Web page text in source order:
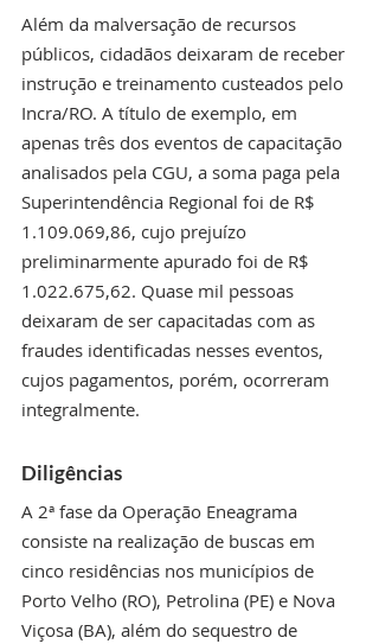
Além da malversação de recursos
públicos, cidadãos deixaram de receber
instrução e treinamento custeados pelo
Incra/RO. A título de exemplo, em
apenas três dos eventos de capacitação
analisados pela CGU, a soma paga pela
Superintendência Regional foi de R$
1.109.069,86, cujo prejuízo
preliminarmente apurado foi de R$
1.022.675,62. Quase mil pessoas
deixaram de ser capacitadas com as
fraudes identificadas nesses eventos,
cujos pagamentos, porém, ocorreram
integralmente.
Diligências
A 2ª fase da Operação Eneagrama
consiste na realização de buscas em
cinco residências nos municípios de
Porto Velho (RO), Petrolina (PE) e Nova
Viçosa (BA), além do sequestro de